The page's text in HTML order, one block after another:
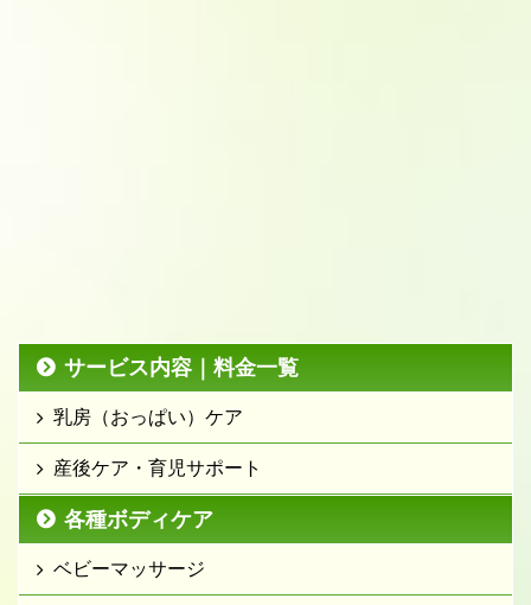
サービス内容｜料金一覧
乳房（おっぱい）ケア
産後ケア・育児サポート
各種ボディケア
ベビーマッサージ